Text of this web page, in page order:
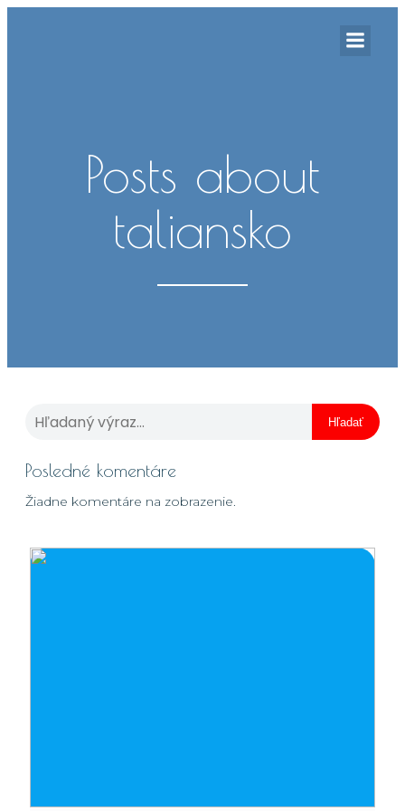
Posts about
taliansko
Hľadať
Posledné komentáre
Žiadne komentáre na zobrazenie.